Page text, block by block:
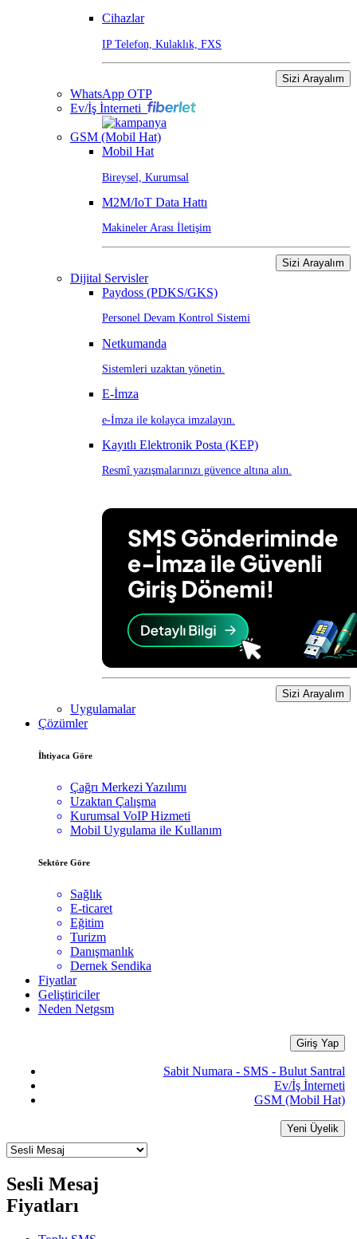
Cihazlar
IP Telefon, Kulaklık, FXS
Sizi Arayalım
WhatsApp OTP
Ev/İş İnterneti
GSM (Mobil Hat)
Mobil Hat
Bireysel, Kurumsal
M2M/IoT Data Hattı
Makineler Arası İletişim
Sizi Arayalım
Dijital Servisler
Paydoss (PDKS/GKS)
Personel Devam Kontrol Sistemi
Netkumanda
Sistemleri uzaktan yönetin.
E-İmza
e-İmza ile kolayca imzalayın.
Kayıtlı Elektronik Posta (KEP)
Resmî yazışmalarınızı güvence altına alın.
Sizi Arayalım
Uygulamalar
Çözümler
İhtiyaca Göre
Çağrı Merkezi Yazılımı
Uzaktan Çalışma
Kurumsal VoIP Hizmeti
Mobil Uygulama ile Kullanım
Sektöre Göre
Sağlık
E-ticaret
Eğitim
Turizm
Danışmanlık
Dernek Sendika
Fiyatlar
Geliştiriciler
Neden Netgsm
Giriş Yap
Sabit Numara - SMS - Bulut Santral
Ev/İş İnterneti
GSM (Mobil Hat)
Yeni Üyelik
Sesli Mesaj
Fiyatları